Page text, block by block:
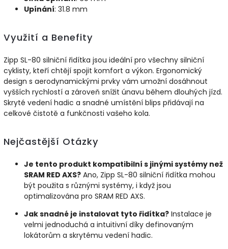
Upínání: 31.8 mm
Využití a Benefity
Zipp SL-80 silniční řidítka jsou ideální pro všechny silniční
cyklisty, kteří chtějí spojit komfort a výkon. Ergonomický
design s aerodynamickými prvky vám umožní dosáhnout
vyšších rychlostí a zároveň snížit únavu během dlouhých jízd.
Skryté vedení hadic a snadné umístění blips přidávají na
celkové čistotě a funkčnosti vašeho kola.
Nejčastější Otázky
Je tento produkt kompatibilní s jinými systémy než
SRAM RED AXS? Ano, Zipp SL-80 silniční řidítka mohou
být použita s různými systémy, i když jsou
optimalizována pro SRAM RED AXS.
Jak snadné je instalovat tyto řidítka? Instalace je
velmi jednoduchá a intuitivní díky definovaným
lokátorům a skrytému vedení hadic.